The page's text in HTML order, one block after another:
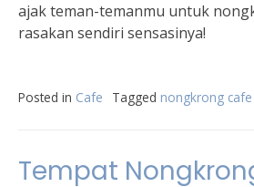
ajak teman-temanmu untuk
rasakan sendiri sensasinya!
Posted in Cafe Tagged nongkrong
Tempat